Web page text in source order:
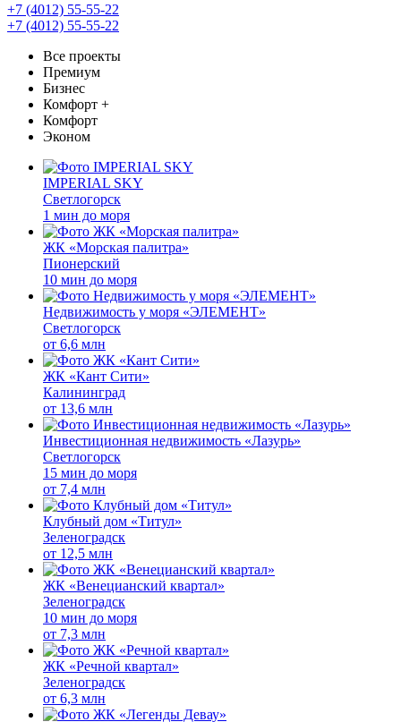
+7 (4012) 55-55-22
+7 (4012) 55-55-22
Все проекты
Премиум
Бизнес
Комфорт +
Комфорт
Эконом
IMPERIAL SKY
Светлогорск
1 мин до моря
ЖК «Морская палитра»
Пионерский
10 мин до моря
Недвижимость у моря «ЭЛЕМЕНТ»
Светлогорск
от 6,6 млн
ЖК «Кант Сити»
Калининград
от 13,6 млн
Инвестиционная недвижимость «Лазурь»
Светлогорск
15 мин до моря
от 7,4 млн
Клубный дом «Титул»
Зеленоградск
от 12,5 млн
ЖК «Венецианский квартал»
Зеленоградск
10 мин до моря
от 7,3 млн
ЖК «Речной квартал»
Зеленоградск
от 6,3 млн